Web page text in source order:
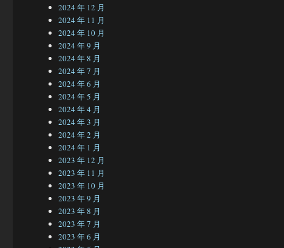
2024 年 12 月
2024 年 11 月
2024 年 10 月
2024 年 9 月
2024 年 8 月
2024 年 7 月
2024 年 6 月
2024 年 5 月
2024 年 4 月
2024 年 3 月
2024 年 2 月
2024 年 1 月
2023 年 12 月
2023 年 11 月
2023 年 10 月
2023 年 9 月
2023 年 8 月
2023 年 7 月
2023 年 6 月